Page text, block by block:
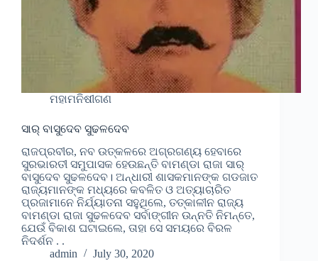
ମହାମନିଷୀଗଣ
ସାର୍ ବାସୁଦେବ ସୁଢଳଦେବ
ରାଜପ୍ରବୀର, ନବ ଉତ୍କଳରେ ଅଗ୍ରଗଣ୍ୟ ହେବାରେ
ସୁରଭାରତୀ ସମୁପାସକ ହେଉଛନ୍ତି ବାମଣ୍ଡା ରାଜା ସାର୍
ବାସୁଦେବ ସୁଢଳଦେବ। ଅନ୍ଧାରୀ ଶାସକମାନଙ୍କ ଗଡଜାତ
ରାଜ୍ୟମାନଙ୍କ ମଧ୍ୟରେ କବଳିତ ଓ ଅତ୍ୟାଚାରିତ
ପ୍ରଜାମାନେ ନିର୍ଯ୍ୟାତନା ସହୁଥିଲେ, ତତ୍କାଳୀନ ରାଜ୍ୟ
ବାମଣ୍ଡା ରାଜା ସୁଢଳଦେବ ସର୍ବାଙ୍ଗୀନ ଉନ୍ନତି ନିମନ୍ତେ,
ଯେଉଁ ବିକାଶ ଘଟାଇଲେ, ତାହା ସେ ସମୟରେ ବିରଳ
ନିଦର୍ଶନ . .
admin
July 30, 2020